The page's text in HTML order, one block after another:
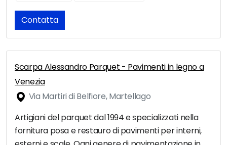
Contatta
Scarpa Alessandro Parquet - Pavimenti in legno a
Venezia
Via Martiri di Belfiore, Martellago
Artigiani del parquet dal 1994 e specializzati nella
fornitura posa e restauro di pavimenti per interni,